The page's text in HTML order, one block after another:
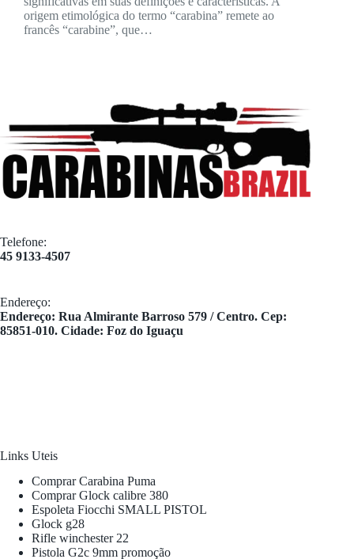
origem etimológica do termo “carabina” remete ao
francês “carabine”, que…
Telefone:
45 9133-4507
Endereço:
​Endereço: Rua Almirante Barroso 579 / Centro. Cep:
85851-010. Cidade: Foz do Iguaçu
Links Uteis
Comprar Carabina Puma
Comprar Glock calibre 380
Espoleta Fiocchi SMALL PISTOL
Glock g28
Rifle winchester 22
Pistola G2c 9mm promoção